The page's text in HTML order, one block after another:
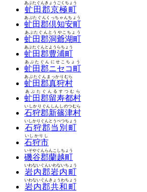
虻田郡京極町
あぶたぐんきょうごくちょう
虻田郡倶知安町
あぶたぐんくっちゃんちょう
虻田郡洞爺湖町
あぶたぐんとうやこちょう
虻田郡豊浦町
あぶたぐんとようらちょう
虻田郡ニセコ町
あぶたぐんにせこちょう
虻田郡真狩村
あぶたぐんまっかりむら
虻田郡留寿都村
あぶたぐんるすつむら
石狩郡新篠津村
いしかりぐんしんしのつむら
石狩郡当別町
いしかりぐんとうべつちょう
石狩市
いしかりし
磯谷郡蘭越町
いそやぐんらんこしちょう
岩内郡岩内町
いわないぐんいわないちょう
岩内郡共和町
いわないぐんきょうわちょう